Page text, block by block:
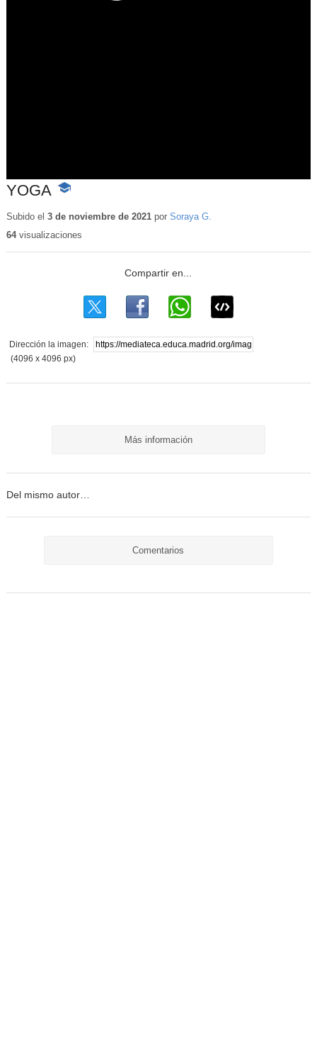
YOGA -
educativo
Subido el 3 de noviembre de 2021por Soraya G.
64visualizaciones
Dirección la imagen:
(4096 x 4096 px)
Más información
Del mismo autor…
Comentarios